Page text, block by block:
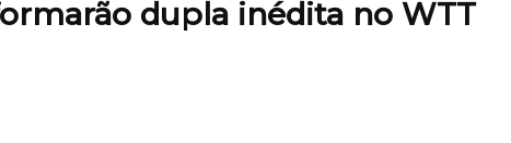
dupla inédita no WTT